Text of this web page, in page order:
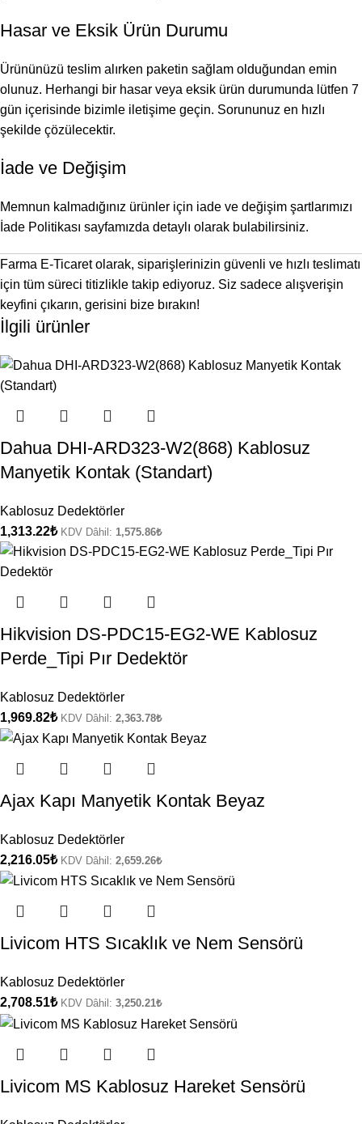
Hasar ve Eksik Ürün Durumu
Ürününüzü teslim alırken paketin sağlam olduğundan emin
olunuz. Herhangi bir hasar veya eksik ürün durumunda lütfen 7
gün içerisinde bizimle iletişime geçin. Sorununuz en hızlı
şekilde çözülecektir.
İade ve Değişim
Memnun kalmadığınız ürünler için iade ve değişim şartlarımızı
İade Politikası sayfamızda detaylı olarak bulabilirsiniz.
Farma E-Ticaret olarak, siparişlerinizin güvenli ve hızlı teslimatı
için tüm süreci titizlikle takip ediyoruz. Siz sadece alışverişin
keyfini çıkarın, gerisini bize bırakın!
İlgili ürünler
Dahua DHI-ARD323-W2(868) Kablosuz
Manyetik Kontak (Standart)
Kablosuz Dedektörler
1,313.22₺ KDV Dâhil: 1,575.86₺
Hikvision DS-PDC15-EG2-WE Kablosuz
Perde_Tipi Pır Dedektör
Kablosuz Dedektörler
1,969.82₺ KDV Dâhil: 2,363.78₺
Ajax Kapı Manyetik Kontak Beyaz
Kablosuz Dedektörler
2,216.05₺ KDV Dâhil: 2,659.26₺
Livicom HTS Sıcaklık ve Nem Sensörü
Kablosuz Dedektörler
2,708.51₺ KDV Dâhil: 3,250.21₺
Livicom MS Kablosuz Hareket Sensörü